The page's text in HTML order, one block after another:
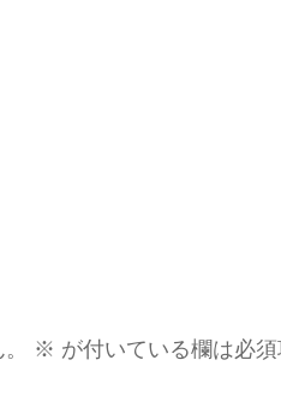
※ が付いている欄は必